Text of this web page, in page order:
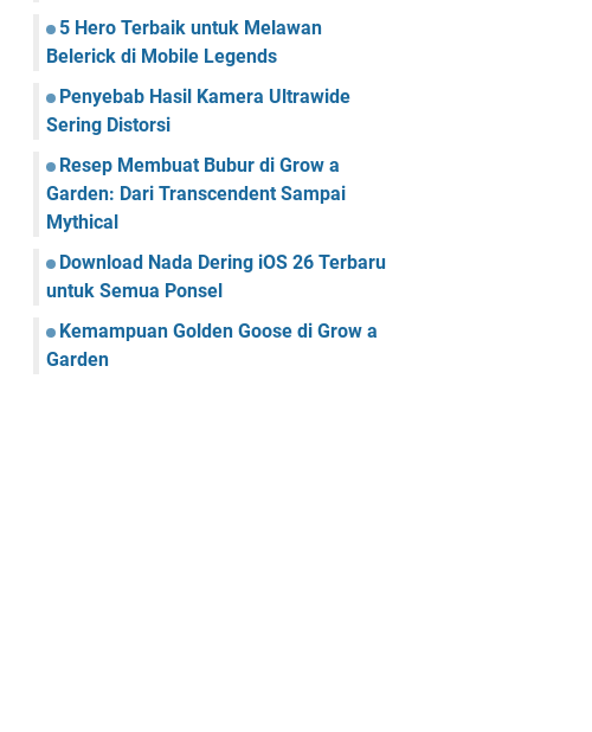
5 Hero Terbaik untuk Melawan
Belerick di Mobile Legends
Penyebab Hasil Kamera Ultrawide
Sering Distorsi
Resep Membuat Bubur di Grow a
Garden: Dari Transcendent Sampai
Mythical
Download Nada Dering iOS 26 Terbaru
untuk Semua Ponsel
Kemampuan Golden Goose di Grow a
Garden